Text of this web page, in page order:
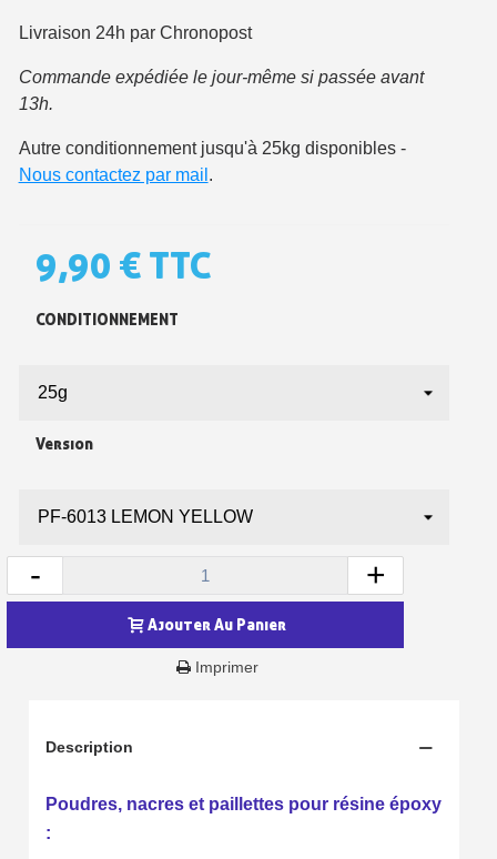
Inscription à la newsletter : 5€ de réduction
Livraison sous 24 h en France Métropolitaine
Gagnez des points de fidélité à chaque commande
Livraison sous 24 h en France Métropolitaine
Retour produits sous 14 jours
Réduction de 5€ sur la première commande
10€ de bon d'achat pour chaque parrainage
Livraison offerte en France métropolitaine pour 250€ d'achats
Livraison 24h par Chronopost
Commande expédiée le jour-même si passée avant
13h.
Autre conditionnement jusqu'à 25kg disponibles -
Nous contactez par mail .
9,90 € TTC
CONDITIONNEMENT
Version
- +
Ajouter Au Panier
Imprimer
Description
Poudres, nacres et paillettes pour résine époxy
: